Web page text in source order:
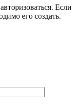
Если
его создать.